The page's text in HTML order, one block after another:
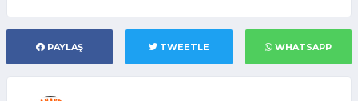
PAYLAŞ TWEETLE WHATSAPP